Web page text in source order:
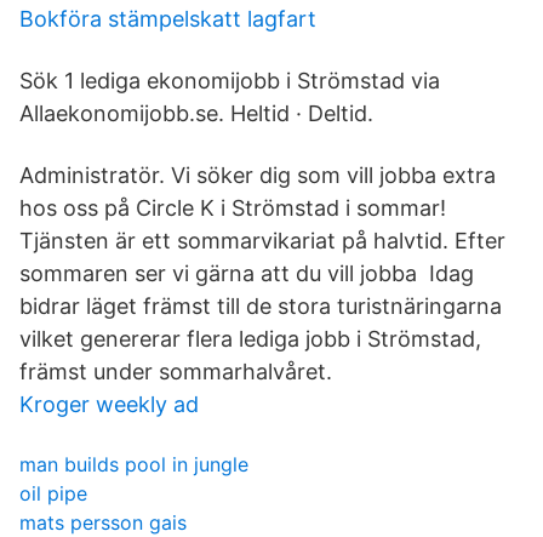
Bokföra stämpelskatt lagfart
Sök 1 lediga ekonomijobb i Strömstad via
Allaekonomijobb.se. Heltid · Deltid.
Administratör. Vi söker dig som vill jobba extra
hos oss på Circle K i Strömstad i sommar!
Tjänsten är ett sommarvikariat på halvtid. Efter
sommaren ser vi gärna att du vill jobba Idag
bidrar läget främst till de stora turistnäringarna
vilket genererar flera lediga jobb i Strömstad,
främst under sommarhalvåret.
Kroger weekly ad
man builds pool in jungle
oil pipe
mats persson gais